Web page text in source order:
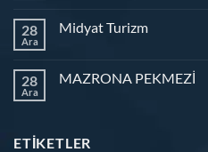
28
Ara
Midyat Turizm
28
Ara
MAZRONA PEKMEZİ
ETIKETLER